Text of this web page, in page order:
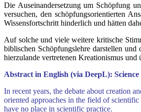
Die Auseinandersetzung um Schöpfung
versuchen, den schöpfungsorientierten
Wissensfortschritt hinderlich und hätten
Auf solche und viele weitere kritische
biblischen Schöpfungslehre darstellen
hierzulande vertretenen Kreationismus
Abstract in English (via DeepL):
In recent years, the debate about creation
oriented approaches in the field of
have no place in scientific practice.